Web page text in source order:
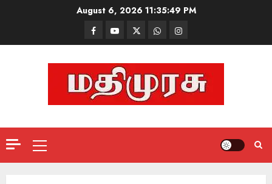
August 6, 2026 11:35:50 PM
FacebookMathemurasu
TV
TwitterWhatsAppInstagram
Primary
Menu